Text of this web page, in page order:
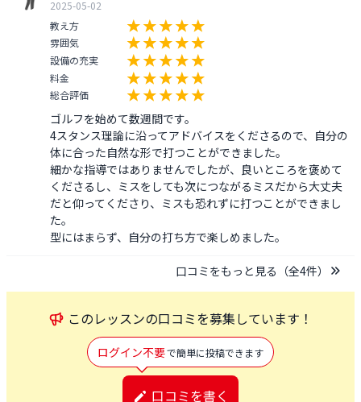
2025-05-02
教え方
雰囲気
設備の充実
料金
総合評価
ゴルフを始めて数週間です。
4スタンス理論に沿ってアドバイスをくださるので、自分の
体に合った自然な形で打つことができました。
細かな指導ではありませんでしたが、良いところを褒めて
くださるし、ミスをしても次につながるミスだから大丈夫
だと仰ってくださり、ミスも恐れずに打つことができまし
た。
型にはまらず、自分の打ち方で楽しめました。
口コミをもっと見る（全4件）
このレッスンの口コミを募集しています！
ログイン不要で簡単に投稿できます
口コミを書く